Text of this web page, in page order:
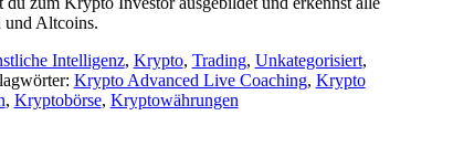
und Altcoins.
Intelligenz, Krypto, Trading, Unkategorisiert,
Krypto Advanced Live Coaching, Krypto
, Kryptobörse, Kryptowährungen